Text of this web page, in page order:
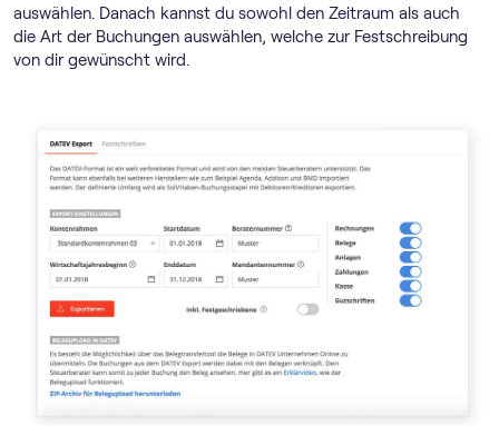
auswählen. Danach kannst du sowohl den Zeitraum als auch
die Art der Buchungen auswählen, welche zur Festschreibung
von dir gewünscht wird.